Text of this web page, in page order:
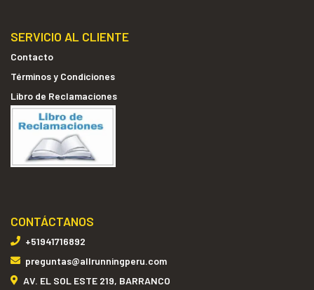
SERVICIO AL CLIENTE
Contacto
Términos y Condiciones
Libro de Reclamaciones
CONTÁCTANOS
+51941716892
preguntas@allrunningperu.com
AV. EL SOL ESTE 219, BARRANCO